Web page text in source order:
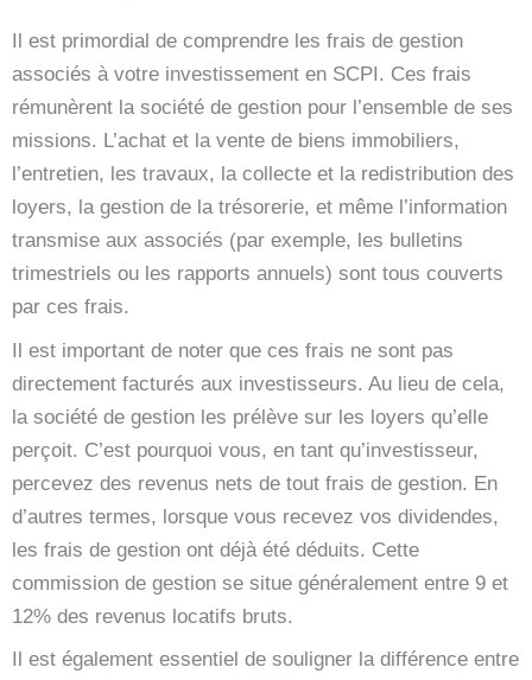
Il est primordial de comprendre les frais de gestion
associés à votre investissement en SCPI. Ces frais
rémunèrent la société de gestion pour l’ensemble de ses
missions. L’achat et la vente de biens immobiliers,
l’entretien, les travaux, la collecte et la redistribution des
loyers, la gestion de la trésorerie, et même l’information
transmise aux associés (par exemple, les bulletins
trimestriels ou les rapports annuels) sont tous couverts
par ces frais.
Il est important de noter que ces frais ne sont pas
directement facturés aux investisseurs. Au lieu de cela,
la société de gestion les prélève sur les loyers qu’elle
perçoit. C’est pourquoi vous, en tant qu’investisseur,
percevez des revenus nets de tout frais de gestion. En
d’autres termes, lorsque vous recevez vos dividendes,
les frais de gestion ont déjà été déduits. Cette
commission de gestion se situe généralement entre 9 et
12% des revenus locatifs bruts.
Il est également essentiel de souligner la différence entre